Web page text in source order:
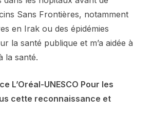
Sans Frontières, notamment
en Irak ou des épidémies
la santé publique et m’a aidée à
la santé.
L’Oréal-UNESCO Pour les
cette reconnaissance et